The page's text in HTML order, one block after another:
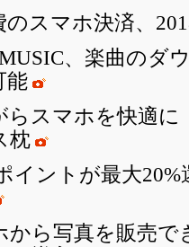
のスマホ決済、
、楽曲のダ
能
らスマホを快適に
枕
イントが最大
から写真を販売